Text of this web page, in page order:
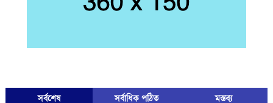
সর্বশেষ সর্বাধিক পঠিত মস্তব্য